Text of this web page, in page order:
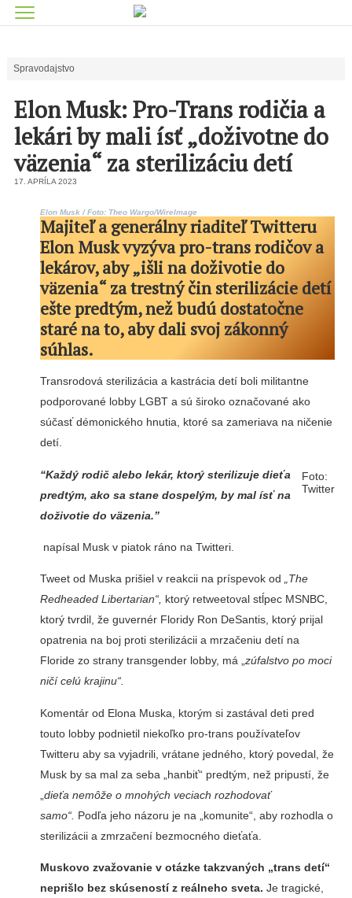
Spravodajstvo
Elon Musk: Pro-Trans rodičia a
lekári by mali ísť „doživotne do
väzenia“ za sterilizáciu detí
17. APRÍLA 2023
Elon Musk / Foto: Theo Wargo/WireImage
Majiteľ a generálny riaditeľ Twitteru
Elon Musk vyzýva pro-trans rodičov a
lekárov, aby „išli na doživotie do
väzenia“ za trestný čin sterilizácie detí
ešte predtým, než budú dostatočne
staré na to, aby dali svoj zákonný
súhlas.
Transrodová sterilizácia a kastrácia detí boli militantne
podporované lobby LGBT a sú široko označované ako
súčasť démonického hnutia, ktoré sa zameriava na ničenie
detí.
Foto:
Twitter
“Každý rodič alebo lekár, ktorý sterilizuje dieťa
predtým, ako sa stane dospelým, by mal ísť na
doživotie do väzenia.”
napísal Musk v piatok ráno na Twitteri.
Tweet od Muska prišiel v reakcii na príspevok od „The
Redheaded Libertarian“, ktorý retweetoval stĺpec MSNBC,
ktorý tvrdil, že guvernér Floridy Ron DeSantis, ktorý prijal
opatrenia na boj proti sterilizácii a mrzačeniu detí na
Floride zo strany transgender lobby, má „zúfalstvo po moci
ničí celú krajinu“.
Komentár od Elona Muska, ktorým si zastával deti pred
touto lobby podnietil niekoľko pro-trans používateľov
Twitteru aby sa vyjadrili, vrátane jedného, ktorý povedal, že
Musk by sa mal za seba „hanbiť“ predtým, než pripustí, že
dieťa nemôže o mnohých veciach rozhodovať
samo“. Podľa jeho názoru je na „komunite“, aby rozhodla o
sterilizácii a zmrzačení bezmocného dieťaťa.
Muskovo zvažovanie v otázke takzvaných „trans detí“
neprišlo bez skúseností z reálneho sveta. Je tragické,